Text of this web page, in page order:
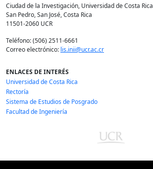
Ciudad de la Investigación, Universidad de Costa Rica
San Pedro, San José, Costa Rica
11501-2060 UCR
Teléfono: (506) 2511-6661
Correo electrónico: lis.inii@ucr.ac.cr
ENLACES DE INTERÉS
Universidad de Costa Rica
Rectoría
Sistema de Estudios de Posgrado
Facultad de Ingeniería